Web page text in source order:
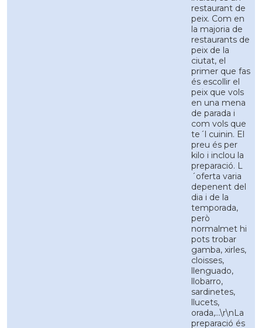
restaurant de
peix. Com en
la majoria de
restaurants de
peix de la
ciutat, el
primer que fas
és escollir el
peix que vols
en una mena
de parada i
com vols que
te´l cuinin. El
preu és per
kilo i inclou la
preparació. L
´oferta varia
depenent del
dia i de la
temporada,
però
normalmet hi
pots trobar
gamba, xirles,
cloisses,
llenguado,
llobarro,
sardinetes,
llucets,
orada,...\r\nLa
preparació és